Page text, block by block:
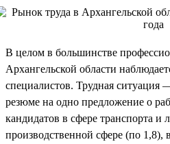
В целом в большинстве
Архангельской области
специалистов. Трудная
резюме на одно предложение о
кандидатов в сфере транспорта и
производственной сфере (по 1,8),